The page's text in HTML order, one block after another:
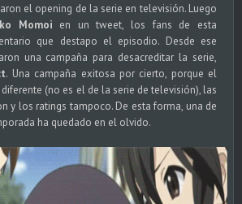
el opening de la serie en televisión. Luego
Momoi en un tweet, los fans de esta
que destapo el episodio. Desde ese
una campaña para desacreditar la serie,
. Una campaña exitosa por cierto, porque el
(no es el de la serie de televisión), las
y los ratings tampoco. De esta forma, una de
ha quedado en el olvido.